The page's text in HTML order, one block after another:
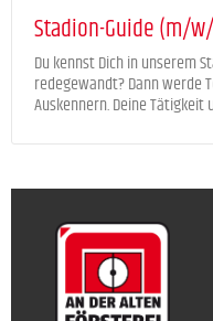
Stadion-Guide (m/
Du kennst Dich in unserem
redegewandt? Dann werde
Auskennern. Deine